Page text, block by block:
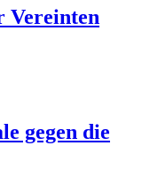
Vereinten
gegen die